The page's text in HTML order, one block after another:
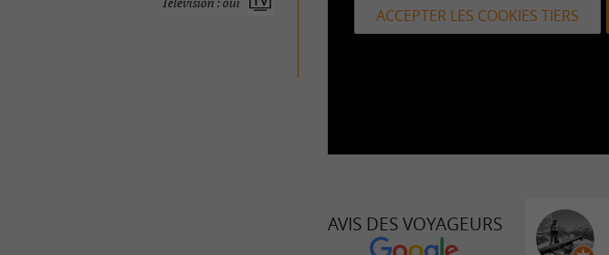
ACCEPTER LES COOKIES TIERS
AVIS DES VOYAGEURS